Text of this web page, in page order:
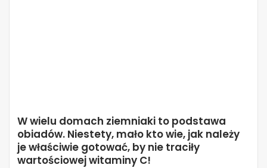
W wielu domach ziemniaki to podstawa
obiadów. Niestety, mało kto wie, jak należy
je właściwie gotować, by nie traciły
wartościowej witaminy C!